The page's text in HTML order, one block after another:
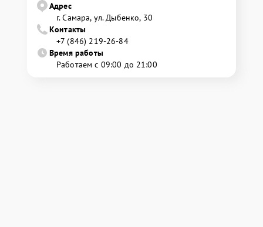
Адрес
г. Самара, ул. Дыбенко, 30
Контакты
+7 (846) 219-26-84
Время работы
Работаем с 09:00 до 21:00